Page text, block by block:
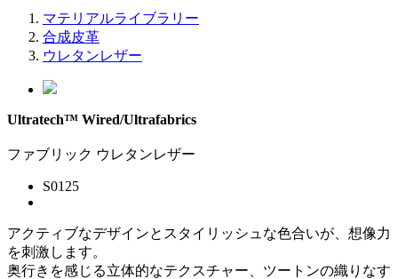
マテリアルライブラリー
合成皮革
ウレタンレザー
Ultratech™ Wired/Ultrafabrics
ファブリック ウレタンレザー
S0125
アクティブなデザインとスタイリッシュな色合いが、想像力
を刺激します。
奥行きを感じる立体的なテクスチャー、ツートンの織りなす